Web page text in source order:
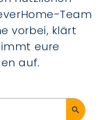
Team
vorbei, klärt
eure
auf.